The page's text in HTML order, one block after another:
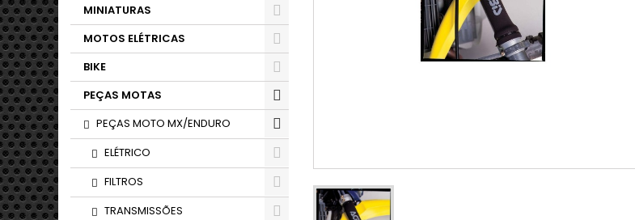
MINIATURAS
MOTOS ELÉTRICAS
BIKE
PEÇAS MOTAS
PEÇAS MOTO MX/ENDURO
ELÉTRICO
FILTROS
TRANSMISSÕES